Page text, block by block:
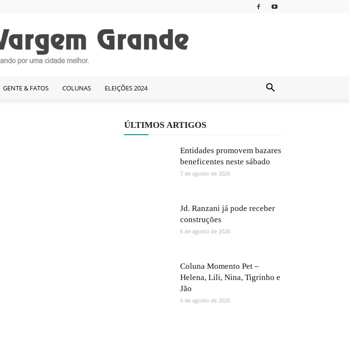
GENTE & FATOS COLUNAS ELEIÇÕES 2024
ÚLTIMOS ARTIGOS
Entidades promovem bazares
beneficentes neste sábado
7 de agosto de 2026
Jd. Ranzani já pode receber
construções
6 de agosto de 2026
Coluna Momento Pet –
Helena, Lili, Nina, Tigrinho e
Jão
6 de agosto de 2026